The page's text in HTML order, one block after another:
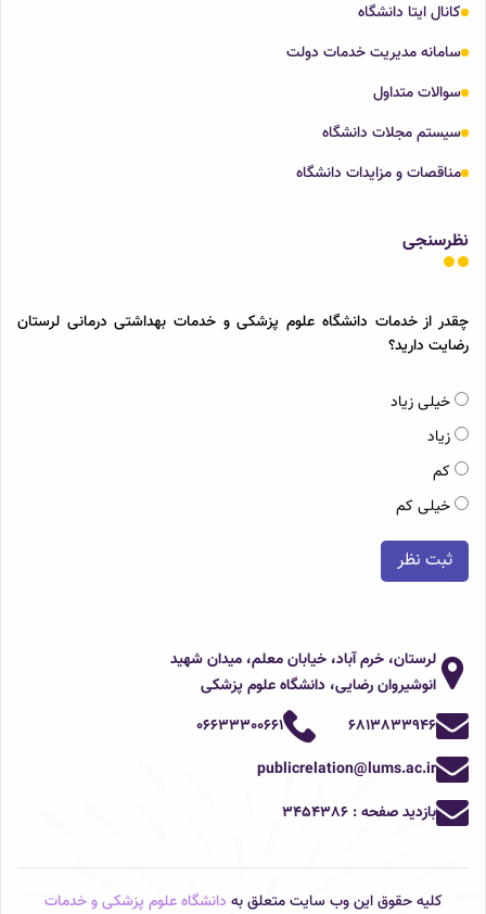
کانال ایتا دانشگاه
سامانه مدیریت خدمات دولت
سوالات متداول
سیستم مجلات دانشگاه
مناقصات و مزایدات دانشگاه
نظرسنجی
چقدر از خدمات دانشگاه علوم پزشکی و خدمات بهداشتی درمانی لرستان
رضایت دارید؟
خیلی زیاد
زیاد
کم
خیلی کم
ثبت نظر
لرستان، خرم آباد، خیابان معلم، میدان شهید
انوشیروان رضایی، دانشگاه علوم پزشکی
6813833946
06633300661
publicrelation@lums.ac.ir
بازدید صفحه : 3454386
کلیه حقوق این وب سایت متعلق به دانشگاه علوم پزشکی و خدمات